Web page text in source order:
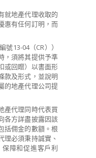
就地產代理收取的
惠有任何訂明，而
13-04（CR））
，須將其提供予準
或回贈）以書面形
款及形式，並說明
的地產代理公司提
產代理同時代表買
各方詳盡披露因該
括佣金的數額。根
理必須秉持誠實、
障和促進客戶利